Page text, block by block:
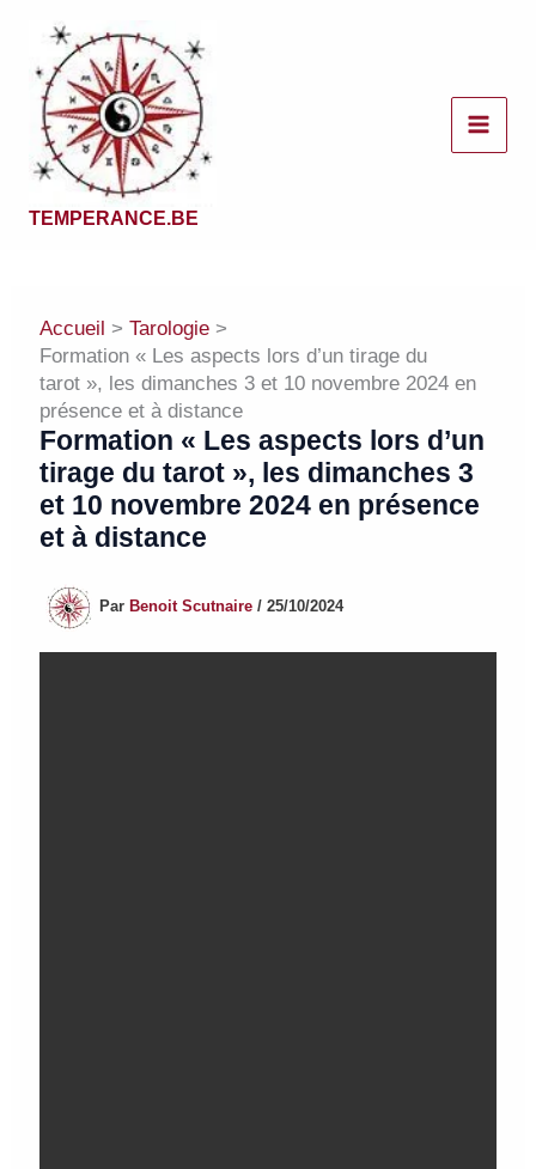
contenu
TEMPERANCE.BE
Accueil
Tarologie
Formation « Les aspects lors d’un tirage du
tarot », les dimanches 3 et 10 novembre 2024 en
présence et à distance
Formation « Les aspects lors d’un
tirage du tarot », les dimanches 3
et 10 novembre 2024 en présence
et à distance
Par Benoit Scutnaire/25/10/2024